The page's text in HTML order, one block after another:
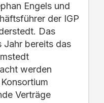
Engels und
der IGP
Das
Jahr bereits das
werden
Verträge